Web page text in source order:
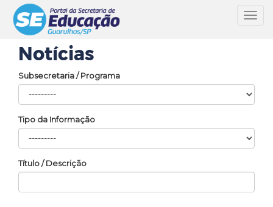
Notícias
Subsecretaria / Programa
Tipo da Informação
Título / Descrição